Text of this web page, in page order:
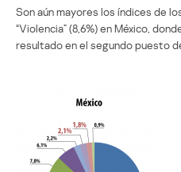
Son aún mayores los índices de
“Violencia” (8,6%) en México,
resultado en el segundo puesto